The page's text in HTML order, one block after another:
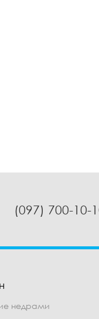
(097) 700-10-
недрами